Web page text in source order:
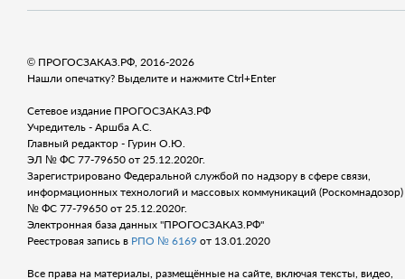
© ПРОГОСЗАКАЗ.РФ, 2016-2026
Нашли опечатку? Выделите и нажмите Ctrl+Enter
Сетевое издание ПРОГОСЗАКАЗ.РФ
Учредитель - Аршба А.С.
Главный редактор - Гурин О.Ю.
ЭЛ № ФС 77-79650 от 25.12.2020г.
Зарегистрировано Федеральной службой по надзору в сфере связи,
информационных технологий и массовых коммуникаций
№ ФС 77-79650 от 25.12.2020г.
Электронная база данных "ПРОГОСЗАКАЗ.РФ"
Реестровая запись в РПО № 6169 от 13.01.2020
Все права на материалы, размещённые на сайте, включая тексты, видео,